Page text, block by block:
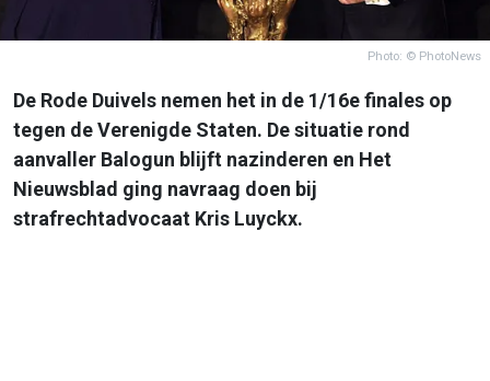
Photo: © PhotoNews
De Rode Duivels nemen het in de 1/16e finales op
tegen de Verenigde Staten. De situatie rond
aanvaller Balogun blijft nazinderen en Het
Nieuwsblad ging navraag doen bij
strafrechtadvocaat Kris Luyckx.